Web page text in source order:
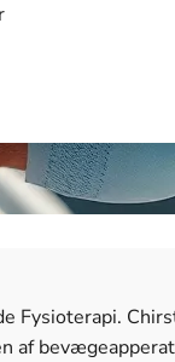
Fysioterapi.
af